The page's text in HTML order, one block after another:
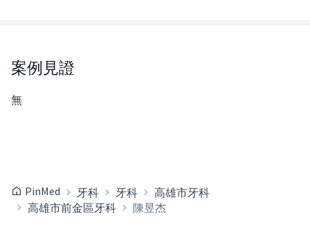
案例見證
無
PinMed 牙科 牙科
高雄市牙科
高雄市前金區牙科
陳昱杰